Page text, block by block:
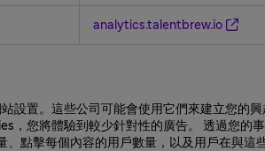
analytics.talentbrew.io
設置。這些公司可能會使用它們來建立您的
，您將體驗到較少針對性的廣告。 透過您
、點擊每個內容的用戶數量，以及用戶在與